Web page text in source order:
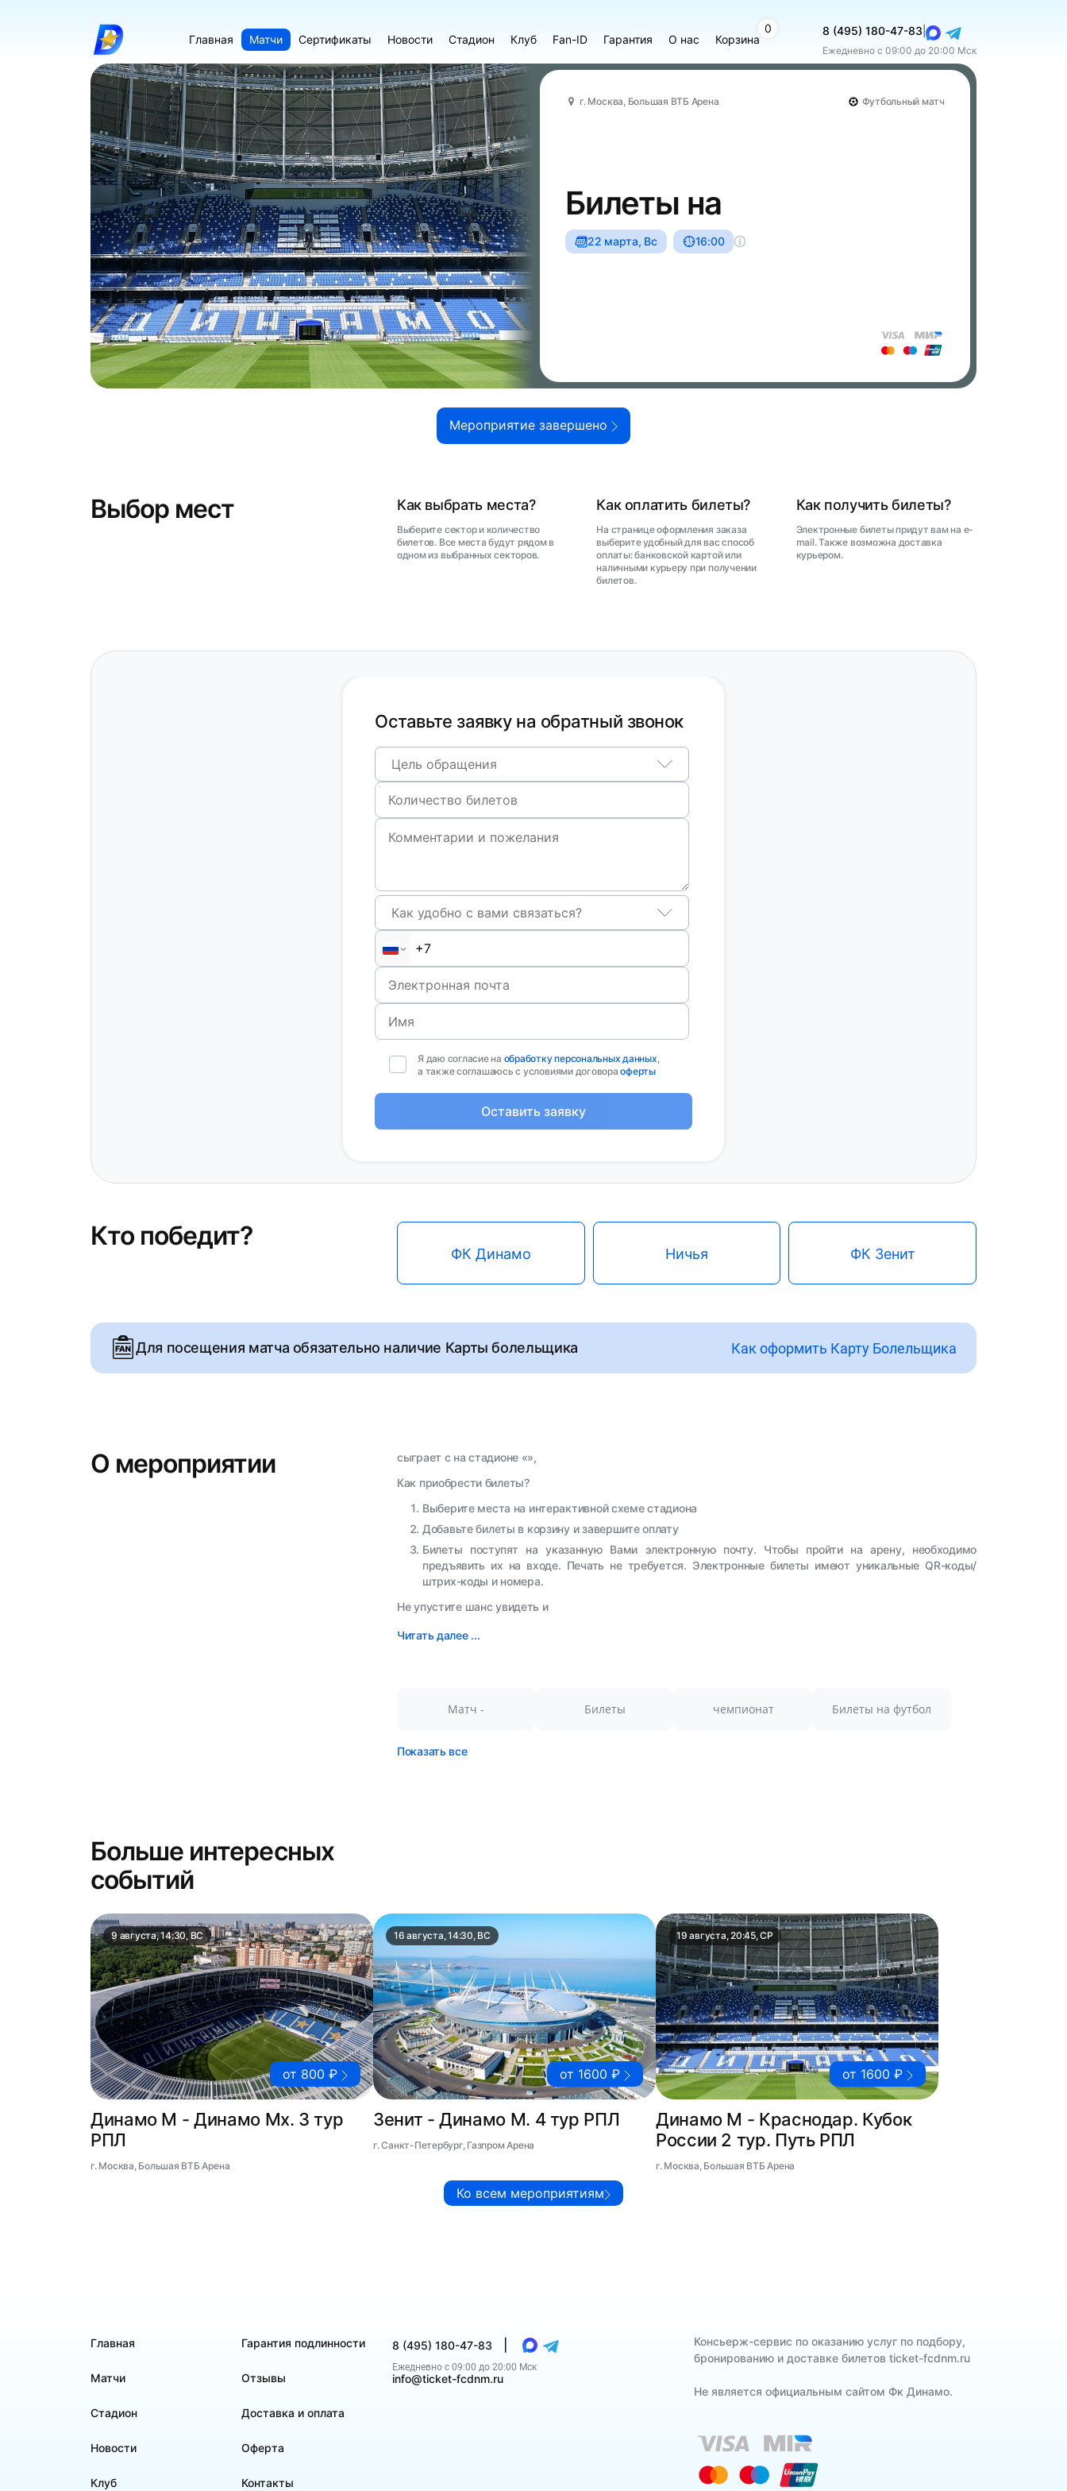
Главная Матчи Сертификаты Новости Стадион Клуб Fan-ID Гарантия О нас Корзина
0 8 (495) 180-47-83
Ежедневно с 09:00 до 20:00 Мск
г. Москва, Большая ВТБ Арена Футбольный матч
Билеты на
22 марта, Вс 16:00
Мероприятие завершено
Выбор мест Как выбрать места?
Выберите сектор и количество
билетов. Все места будут рядом в
одном из выбранных секторов.
Как оплатить билеты?
На странице оформления заказа
выберите удобный для вас способ
оплаты: банковской картой или
наличными курьеру при получении
билетов.
Как получить билеты?
Электронные билеты придут вам на e-
mail. Также возможна доставка
курьером.
Оставьте заявку на обратный звонок
Цель обращения
Как удобно с вами связаться?
Я даю согласие на обработку персональных данных,
а также соглашаюсь с условиями договораоферты
Оставить заявку
Кто победит?
ФК Динамо Ничья ФК Зенит
Для посещения матча обязательно наличие Карты болельщика Как оформить Карту Болельщика
О мероприятии
сыграет с на стадионе «»,
Как приобрести билеты?
Выберите места на интерактивной схеме стадиона
Добавьте билеты в корзину и завершите оплату
Билеты поступят на указанную Вами электронную почту. Чтобы пройти на арену, необходимо
предъявить их на входе. Печать не требуется. Электронные билеты имеют уникальные QR-коды/
штрих-коды и номера.
Не упустите шанс увидеть и
Читать далее ...
Матч - Билеты чемпионат Билеты на футбол
Показать все
Больше интересных
событий
9 августа, 14:30, ВС
от 800 ₽
Динамо М - Динамо Мх. 3 тур
РПЛ
г. Москва, Большая ВТБ Арена
16 августа, 14:30, ВС
от 1600 ₽
Зенит - Динамо М. 4 тур РПЛ
г. Санкт-Петербург, Газпром Арена
19 августа, 20:45, СР
от 1600 ₽
Динамо М - Краснодар. Кубок
России 2 тур. Путь РПЛ
г. Москва, Большая ВТБ Арена
Ко всем мероприятиям
Главная
Матчи
Стадион
Новости
Клуб
Гарантия подлинности
Отзывы
Доставка и оплата
Оферта
Контакты
8 (495) 180-47-83
Ежедневно с 09:00 до 20:00 Мск
info@ticket-fcdnm.ru
Консьерж-сервис по оказанию услуг по подбору,
бронированию и доставке билетов ticket-fcdnm.ru
Не является официальным сайтом Фк Динамо.